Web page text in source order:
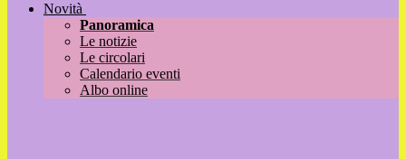
Novità
Panoramica
Le notizie
Le circolari
Calendario eventi
Albo online